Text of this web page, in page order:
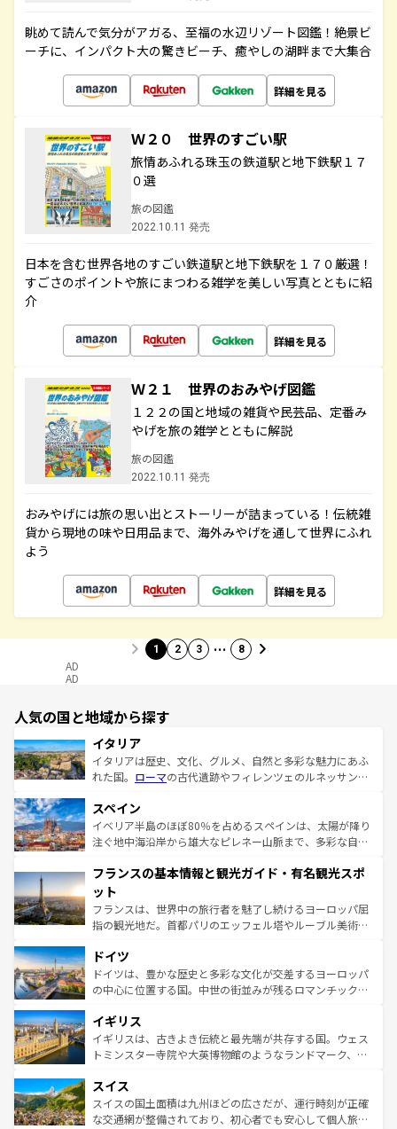
眺めて読んで気分がアガる、至福の水辺リゾート図鑑！絶景ビ
ーチに、インパクト大の驚きビーチ、癒やしの湖畔まで大集合
詳細を見る
Ｗ２０ 世界のすごい駅
旅情あふれる珠玉の鉄道駅と地下鉄駅１７
０選
旅の図鑑
2022.10.11 発売
日本を含む世界各地のすごい鉄道駅と地下鉄駅を１７０厳選！
すごさのポイントや旅にまつわる雑学を美しい写真とともに紹
介
詳細を見る
Ｗ２１ 世界のおみやげ図鑑
１２２の国と地域の雑貨や民芸品、定番み
やげを旅の雑学とともに解説
旅の図鑑
2022.10.11 発売
おみやげには旅の思い出とストーリーが詰まっている！伝統雑
貨から現地の味や日用品まで、海外みやげを通して世界にふれ
よう
詳細を見る
1 2 3 … 8
AD
AD
人気の国と地域から探す
イタリア
イタリアは歴史、文化、グルメ、自然と多彩な魅力にあふ
れた国。 ローマの古代遺跡やフィレンツェのルネッサンス
ろん、トスカーナの美しい田園風景やアマルフィ海岸の絶
景など、自然景観も見逃せない。観光の合間には、本場の
ピザやパスタなど、絶品のイタリア料理を堪能することも
ませてくれるイタリアで、忘れられない旅をしてみよう！
なお、新着のイタリア情報は
しい。
スペイン
イベリア半島のほぼ80％を占めるスペインは、太陽が降り
注ぐ地中海沿岸から雄大なピレネー山脈まで、多彩な自然
文化が根付くこの国では、情熱的なフラメンコ、熱気あふ
れる闘牛、そして美味しいタパスが生活の一部となってい
る。首都マドリードの洗練された雰囲気や、バルセロナの
アートに溢れた街角から、地方では古代ローマ遺跡や中世
せる。地方によって風土や気候が異なるスペインはその個
性で訪れる人を魅了する。 なお、新着のスペイン情報は コ
ンテンツ一覧を参照してほしい。
フランスの基本情報と観光ガイド・有名観光スポ
ット
フランスは、世界中の旅行者を魅了し続けるヨーロッパ屈
指の観光地だ。首都パリのエッフェル塔やルーブル美術館
で、幅広い魅力が詰まっている。華麗な宮殿、歴史的な大
聖堂、美しいビーチ、そして豊かな自然が、訪れる者を心
から魅了する。また、フランスは美食の国としても知ら
いる。シャンパンの発祥地であるランス、プロヴァンスの
香り高いラベンダー畑など、多彩な楽しみ方が可能だ。さ
らに、パリ以外の地域にも魅力が溢れており、どの街角に
れる地方に足を運ぶとそれぞれで全く異なる文化を体験で
きるだろう。 なお、新着のフランス情報はコンテンツ一覧
を参照してほしい。
ドイツ
ドイツは、豊かな歴史と多彩な文化が交差するヨーロッパ
の中心に位置する国。中世の街並みが残るロマンチック街
顔を持つこの国は、どこを歩いても飽きることがない。ベ
ルリンの文化的活気、バイエルン州のアルプスの絶景、そ
してライン川沿いのワイン畑といった風景は必見。ビール
は、お酒好きな人にはぜひ体験してほしい。 なお、新着の
ドイツ情報はコンテンツ一覧を参照してほしい。
イギリス
イギリスは、古きよき伝統と最先端が共存する国。ウェス
トミンスター寺院や大英博物館のようなランドマーク、歴
リアごとに異なる魅力がある。また、優雅なアフタヌーン
ティー、ビール好きにはたまらない英国パブ、サッカー観
戦など、本場だからこそできる体験も豊富。イギリスを旅
スイス
スイスの国土面積は九州ほどの広さだが、運行時刻が正確
な交通網が整備されており、初心者でも安心して個人旅行